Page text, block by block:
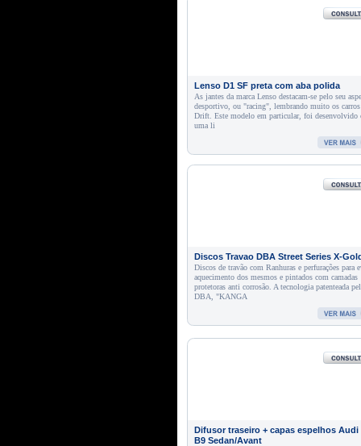
Lenso D1 SF preta com aba polida
As jantes da marca Lenso destacam-se pelo seu
desportivo, ou "racing", lembrando muito os carros
Drift. Este modelo em particular, foi desenvolvido
uma li
Discos Travao DBA Street Series X-
Discos de travão com Ranhuras e perfurações para
aquecimento dos mesmos e pintados com camadas
protetoras anti corrosão. A tecnologia patenteada
DBA, "KANGA
Difusor traseiro + capas espelhos Audi
B9 Sedan/Avant